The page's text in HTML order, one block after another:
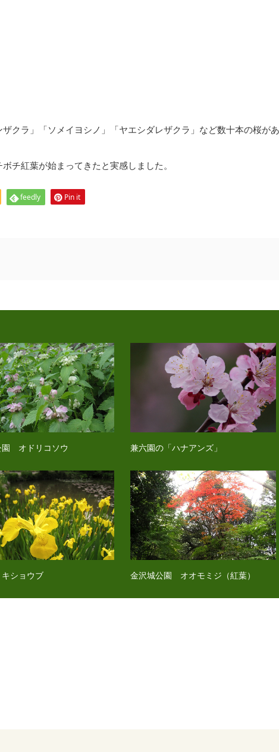
クラ」「ソメイヨシノ」「ヤエシダレザクラ」など数十本の桜が
チ紅葉が始まってきたと実感しました。
feedly Pin it
園 オドリコソウ 兼六園の「ハナアンズ」
ショウブ 金沢城公園 オオモミジ（紅葉）